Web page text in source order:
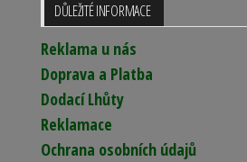
DŮLEŽITÉ INFORMACE
Reklama u nás
Doprava a Platba
Dodací Lhůty
Reklamace
Ochrana osobních údajů